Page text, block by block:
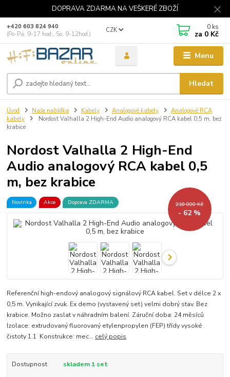
DOPRAVA ZDARMA NA VEŠKERÉ ZBOŽÍ
Menu
CZK
Hledat
+420 603 824 940
(Po-Pá, 9-17 hod., So, 9-12hod.)
0 ks
za 0 Kč
Úvod Naše nabídka Kabely Analogové kabely
Analogové RCA
kabely
Nordost Valhalla 2 High-End Audio analogový RCA kabel 0,5 m, bez
krabice
Nordost Valhalla 2 High-End
Audio analogový RCA kabel 0,5
m, bez krabice
Novinka Akce Doprava ZDARMA 210 000 Kč
- 62 %
Referenční high-endový analogový signálový RCA kabel. Set v délce 2 x
0,5 m. Vynikající zvuk. Ex demo (vystavený set) velmi dobrý stav. Bez
krabice. Možno zaslat v náhradním balení. Záruční doba: 24 měsíců
Izolace: extrudovaný fluorovaný etylenpropylen (FEP) třídy vysoké
čistoty 1.1 Konstrukce: mec... celý popis
Dostupnost skladem 1 set